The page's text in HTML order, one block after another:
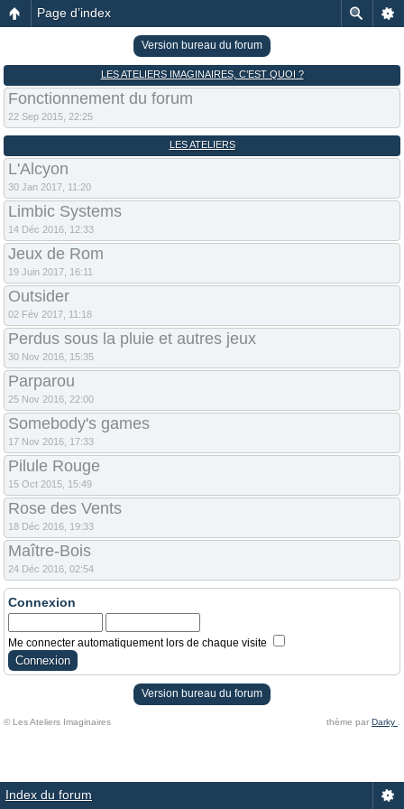
Page d’index
Version bureau du forum
LES ATELIERS IMAGINAIRES, C’EST QUOI ?
Fonctionnement du forum
22 Sep 2015, 22:25
LES ATELIERS
L'Alcyon
30 Jan 2017, 11:20
Limbic Systems
14 Déc 2016, 12:33
Jeux de Rom
19 Juin 2017, 16:11
Outsider
02 Fév 2017, 11:18
Perdus sous la pluie et autres jeux
30 Nov 2016, 15:35
Parparou
25 Nov 2016, 22:00
Somebody's games
17 Nov 2016, 17:33
Pilule Rouge
15 Oct 2015, 15:49
Rose des Vents
18 Déc 2016, 19:33
Maître-Bois
24 Déc 2016, 02:54
Connexion
Me connecter automatiquement lors de chaque visite
Version bureau du forum
© Les Ateliers Imaginaires thème par Darky
Index du forum